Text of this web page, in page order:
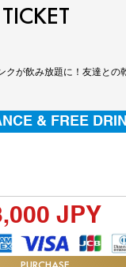
が飲み放題に！友達との
& FREE
JPY